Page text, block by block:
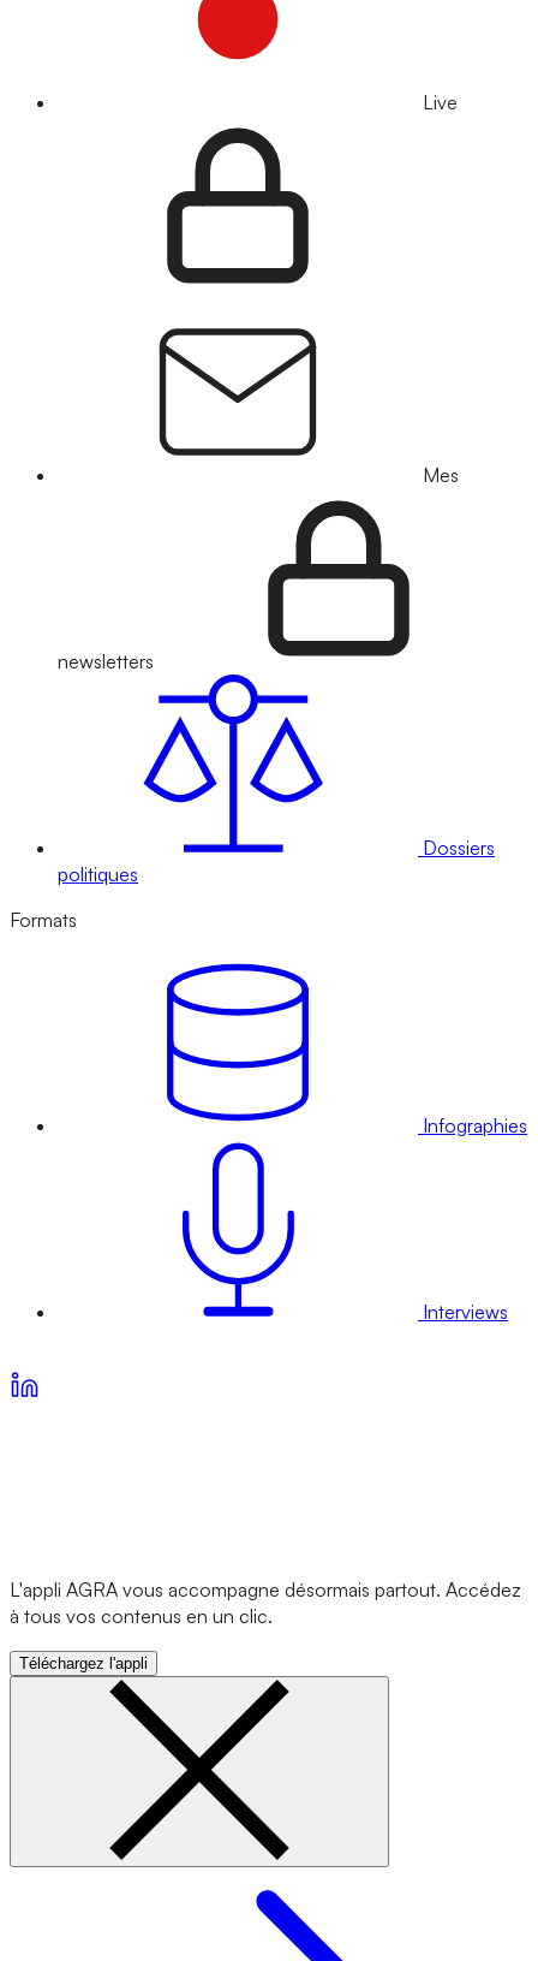
Live
Mes
newsletters
Dossiers
politiques
Formats
Infographies
Interviews
L'appli AGRA vous accompagne désormais partout. Accédez
à tous vos contenus en un clic.
Téléchargez l'appli